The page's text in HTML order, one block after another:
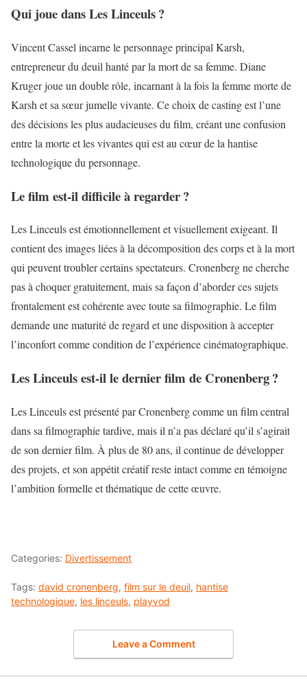
Qui joue dans Les Linceuls ?
Vincent Cassel incarne le personnage principal Karsh,
entrepreneur du deuil hanté par la mort de sa femme. Diane
Kruger joue un double rôle, incarnant à la fois la femme morte de
Karsh et sa sœur jumelle vivante. Ce choix de casting est l’une
des décisions les plus audacieuses du film, créant une confusion
entre la morte et les vivantes qui est au cœur de la hantise
technologique du personnage.
Le film est-il difficile à regarder ?
Les Linceuls est émotionnellement et visuellement exigeant. Il
contient des images liées à la décomposition des corps et à la mort
qui peuvent troubler certains spectateurs. Cronenberg ne cherche
pas à choquer gratuitement, mais sa façon d’aborder ces sujets
frontalement est cohérente avec toute sa filmographie. Le film
demande une maturité de regard et une disposition à accepter
l’inconfort comme condition de l’expérience cinématographique.
Les Linceuls est-il le dernier film de Cronenberg ?
Les Linceuls est présenté par Cronenberg comme un film central
dans sa filmographie tardive, mais il n’a pas déclaré qu’il s’agirait
de son dernier film. À plus de 80 ans, il continue de développer
des projets, et son appétit créatif reste intact comme en témoigne
l’ambition formelle et thématique de cette œuvre.
Categories: Divertissement
Tags: david cronenberg, film sur le deuil, hantise
technologique, les linceuls, playvod
Leave a Comment